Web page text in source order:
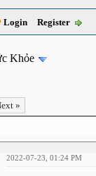
Login Register
Khỏe
»
2022-07-23, 01:24 PM